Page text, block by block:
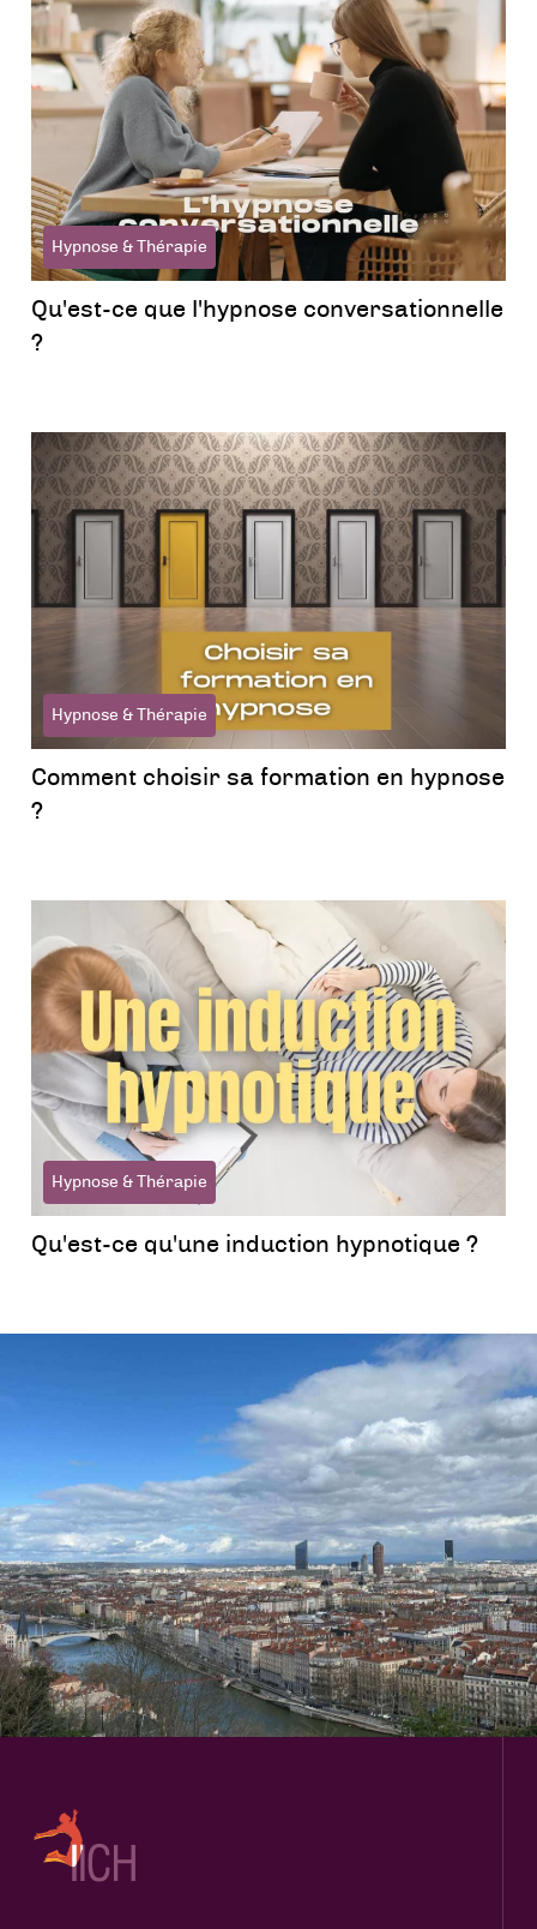
Hypnose & Thérapie
Qu'est-ce que l'hypnose conversationnelle
?
Hypnose & Thérapie
Comment choisir sa formation en hypnose
?
Hypnose & Thérapie
Qu'est-ce qu'une induction hypnotique ?